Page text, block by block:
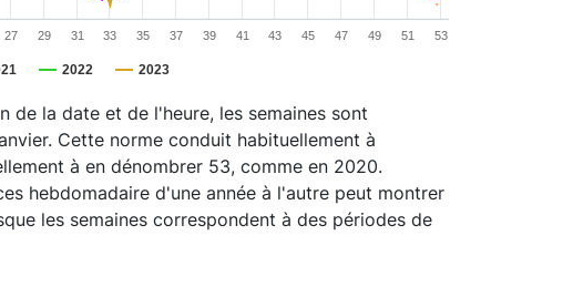
2022 2023
27 29 31 33 35 37 39 41 43 45 47 49 51 53
de la date et de l'heure, les semaines sont
Cette norme conduit habituellement à
à en dénombrer 53, comme en 2020.
hebdomadaire d'une année à l'autre peut montrer
les semaines correspondent à des périodes de